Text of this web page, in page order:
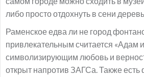
либо просто отдохнуть в сени
Раменское едва ли не город
привлекательным считается «Адам
символизирующим любовь и
открыт напротив ЗАГСа. Также